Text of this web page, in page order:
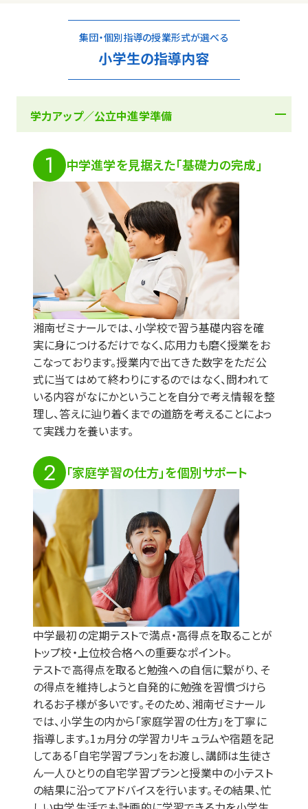
集団・個別指導の授業形式が選べる
小学生の指導内容
学力アップ／公立中進学準備
1 中学進学を見据えた「基礎力の完成」
湘南ゼミナールでは、小学校で習う基礎内容を確
実に身につけるだけでなく、応用力も磨く授業をお
こなっております。授業内で出てきた数字をただ公
式に当てはめて終わりにするのではなく、問われて
いる内容がなにかということを自分で考え情報を整
理し、答えに辿り着くまでの道筋を考えることによっ
て実践力を養います。
2 「家庭学習の仕方」を個別サポート
中学最初の定期テストで満点・高得点を取ることが
トップ校・上位校合格への重要なポイント。
テストで高得点を取ると勉強への自信に繋がり、そ
の得点を維持しようと自発的に勉強を習慣づけら
れるお子様が多いです。そのため、湘南ゼミナール
では、小学生の内から「家庭学習の仕方」を丁寧に
指導します。1ヵ月分の学習カリキュラムや宿題を記
してある「自宅学習プラン」をお渡し、講師は生徒さ
ん一人ひとりの自宅学習プランと授業中の小テスト
の結果に沿ってアドバイスを行います。その結果、忙